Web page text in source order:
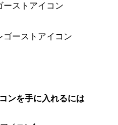
ーストアイコン
ゴーストアイコン
ンを手に入れるには